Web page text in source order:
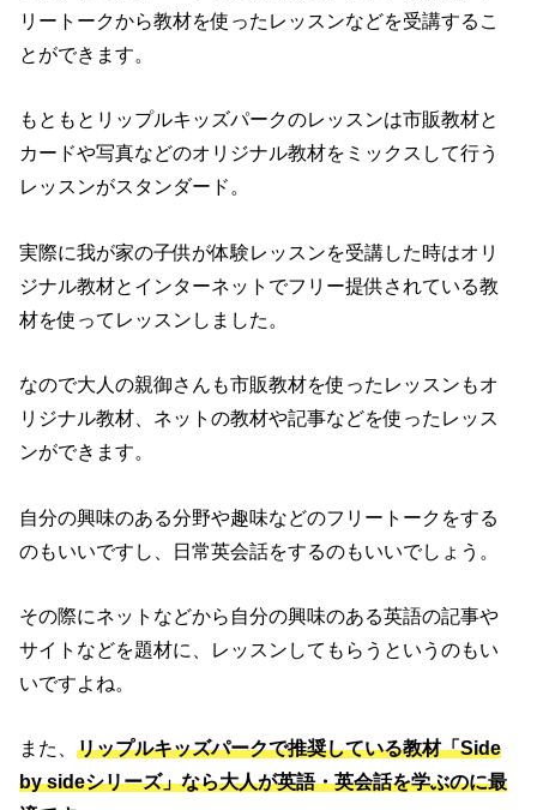
リートークから教材を使ったレッスンなどを受講するこ
とができます。
もともとリップルキッズパークのレッスンは市販教材と
カードや写真などのオリジナル教材をミックスして行う
レッスンがスタンダード。
実際に我が家の子供が体験レッスンを受講した時はオリ
ジナル教材とインターネットでフリー提供されている教
材を使ってレッスンしました。
なので大人の親御さんも市販教材を使ったレッスンもオ
リジナル教材、ネットの教材や記事などを使ったレッス
ンができます。
自分の興味のある分野や趣味などのフリートークをする
のもいいですし、日常英会話をするのもいいでしょう。
その際にネットなどから自分の興味のある英語の記事や
サイトなどを題材に、レッスンしてもらうというのもい
いですよね。
また、リップルキッズパークで推奨している教材「Side
by sideシリーズ」なら大人が英語・英会話を学ぶのに最